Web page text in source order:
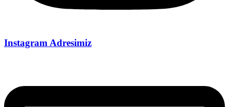
Instagram Adresimiz